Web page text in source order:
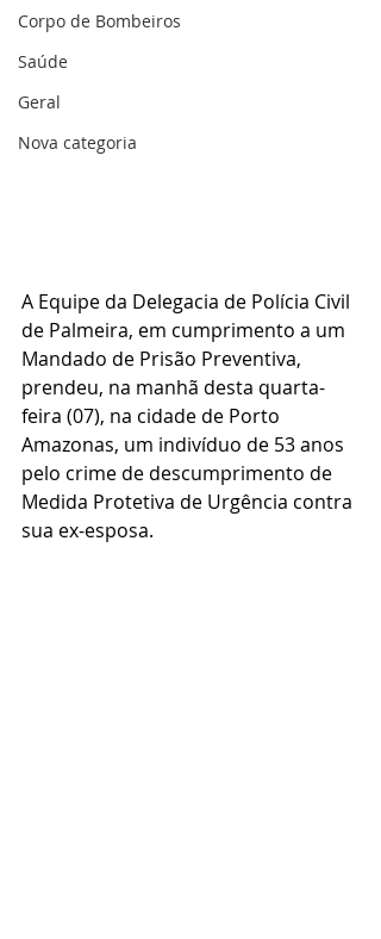
Corpo de Bombeiros
Saúde
Geral
Nova categoria
A Equipe da Delegacia de Polícia Civil
de Palmeira, em cumprimento a um
Mandado de Prisão Preventiva,
prendeu, na manhã desta quarta-
feira (07), na cidade de Porto
Amazonas, um indivíduo de 53 anos
pelo crime de descumprimento de
Medida Protetiva de Urgência contra
sua ex-esposa.